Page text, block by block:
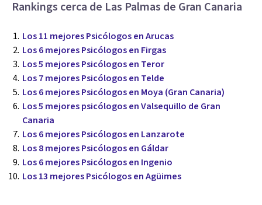
Rankings cerca de Las Palmas de Gran Canaria
Los 11 mejores Psicólogos en Arucas
Los 6 mejores Psicólogos en Firgas
Los 5 mejores Psicólogos en Teror
Los 7 mejores Psicólogos en Telde
Los 6 mejores Psicólogos en Moya (Gran Canaria)
Los 5 mejores psicólogos en Valsequillo de Gran
Canaria
Los 6 mejores Psicólogos en Lanzarote
Los 8 mejores Psicólogos en Gáldar
Los 6 mejores Psicólogos en Ingenio
Los 13 mejores Psicólogos en Agüimes